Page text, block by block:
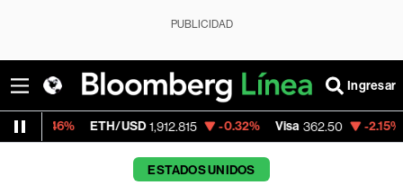
PUBLICIDAD
Ingresar
ETH/USD 1,912.815 -0.32% Visa 362.50 -2.15%
ESTADOS UNIDOS